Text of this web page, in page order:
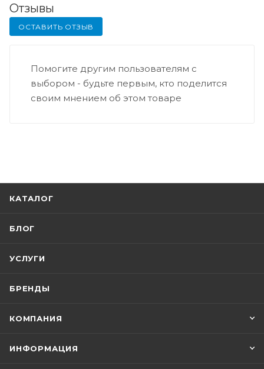
Отзывы
ОСТАВИТЬ ОТЗЫВ
Помогите другим пользователям с
выбором - будьте первым, кто поделится
своим мнением об этом товаре
КАТАЛОГ
БЛОГ
УСЛУГИ
БРЕНДЫ
КОМПАНИЯ
ИНФОРМАЦИЯ